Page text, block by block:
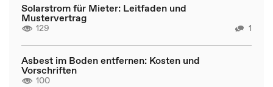
Solarstrom für Mieter: Leitfaden und
Mustervertrag
129 1
Asbest im Boden entfernen: Kosten und
Vorschriften
100